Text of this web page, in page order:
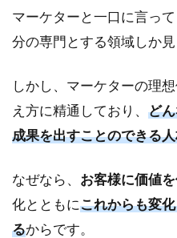
マ
ケ
テ
ィ
ン
グ
材
を
育
成
マーケターと一口に言っ
分の専門とする領域しか
しかし、マーケターの理
え方に精通しており、 ど
成果を出すことのできる
なぜなら、 お客様に価値
化とともにこれからも変
るからです。